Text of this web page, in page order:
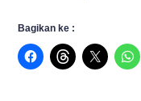
Bagikan ke :